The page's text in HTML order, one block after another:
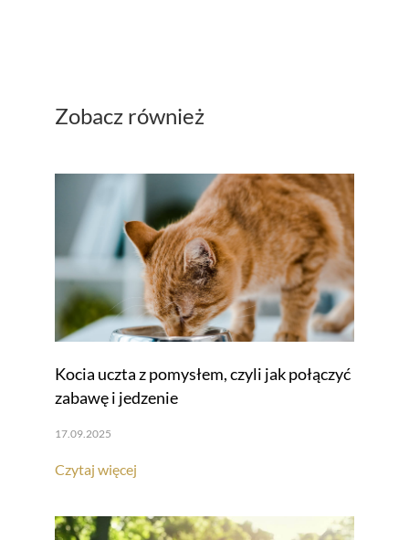
Zobacz również
Kocia uczta z pomysłem, czyli jak połączyć
zabawę i jedzenie
17.09.2025
Czytaj więcej